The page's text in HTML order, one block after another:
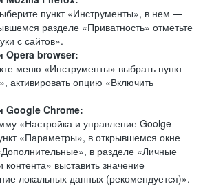
пункт «Инструменты», в нем —
разделе «Приватность» отметьте
с сайтов».
Opera browser:
меню «Инструменты» выбрать пункт
активировать опцию «Включить
Google Chrome:
«Настройка и управление Goolge
«Параметры», в открывшемся окне
в разделе «Личные
выставить значение
локальных данных (рекомендуется)».